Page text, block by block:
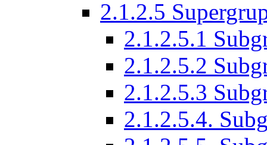
2.1.2.5
2.1.2.5.1
2.1.2.5.2
2.1.2.5.3
2.1.2.5.4.